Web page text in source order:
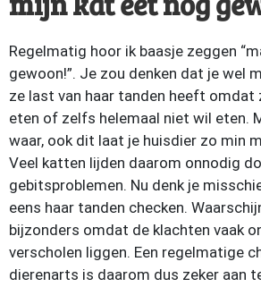
Regelmatig hoor ik baasje zeggen
gewoon!”. Je zou denken dat je wel
ze last van haar tanden heeft omdat
eten of zelfs helemaal niet wil eten.
waar, ook dit laat je huisdier zo min
Veel katten lijden daarom onnodig
gebitsproblemen. Nu denk je
eens haar tanden checken.
bijzonders omdat de klachten vaak
verscholen liggen. Een regelmatige
dierenarts is daarom dus zeker aan